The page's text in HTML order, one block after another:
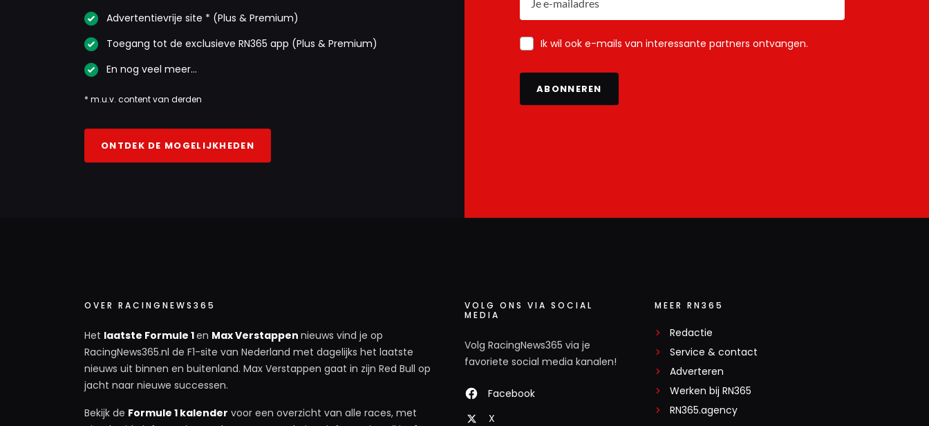
Advertentievrije site * (Plus & Premium)
Toegang tot de exclusieve RN365 app (Plus & Premium)
En nog veel meer…
* m.u.v. content van derden
ONTDEK DE MOGELIJKHEDEN
Ik wil ook e-mails van interessante partners ontvangen.
ABONNEREN
OVER RACINGNEWS365
Het laatste Formule 1en Max Verstappen nieuws vind je op
RacingNews365.nl de F1-site van Nederland met dagelijks het laatste
nieuws uit binnen en buitenland. Max Verstappen gaat in zijn Red Bull op
jacht naar nieuwe successen.
Bekijk de Formule 1 kalender voor een overzicht van alle races, met
VOLG ONS VIA SOCIAL
MEDIA
Volg RacingNews365 via je
favoriete social media kanalen!
Facebook
X
MEER RN365
Redactie
Service & contact
Adverteren
Werken bij RN365
RN365.agency